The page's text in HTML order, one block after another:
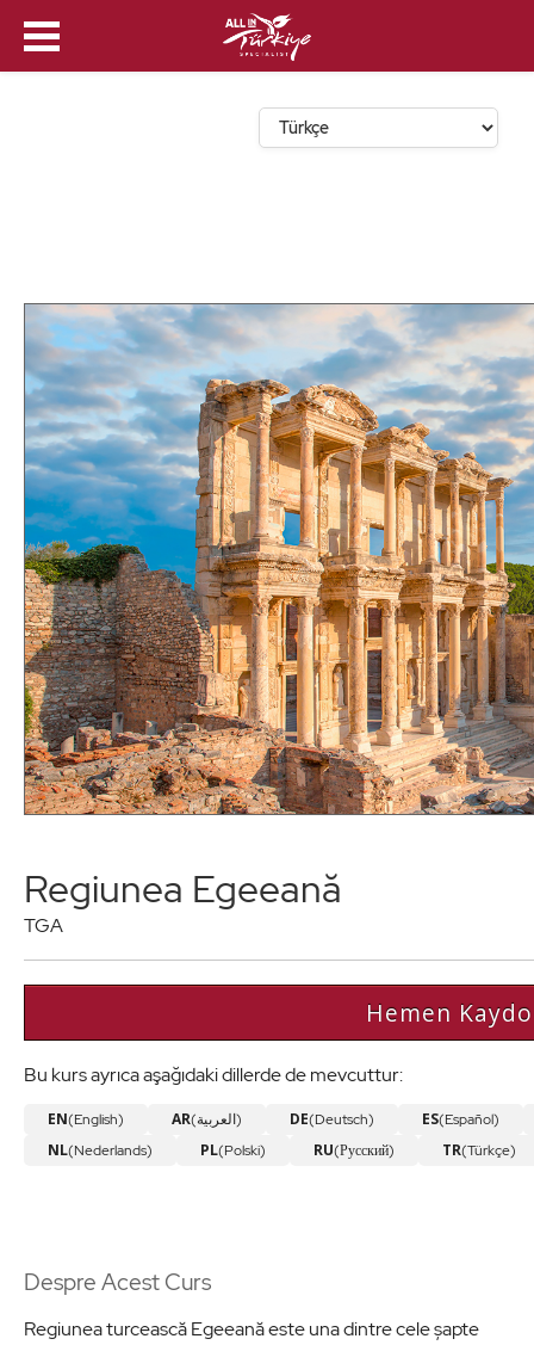
Dil Seçin
Regiunea Egeeană
TGA
Hemen
Bu kurs ayrıca aşağıdaki dillerde de mevcuttur:
EN(English) AR (العربية) DE(Deutsch) ES(Español)
NL(Nederlands) PL(Polski) RU(Русский) TR(Türkçe)
Despre Acest Curs
Regiunea turcească Egeeană este una dintre cele șapte